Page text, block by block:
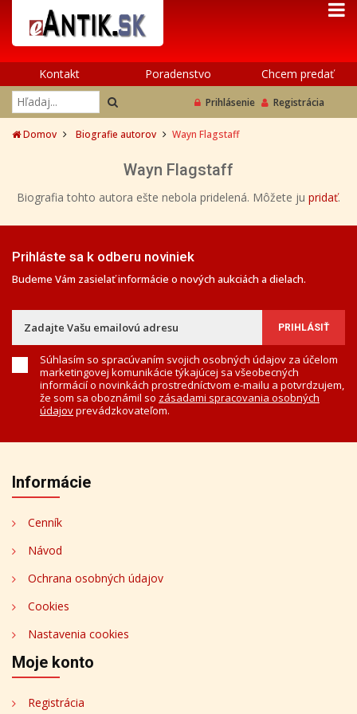
Kontakt Poradenstvo Chcem predať
Prihlásenie Registrácia
Domov Biografie autorov Wayn Flagstaff
Wayn Flagstaff
Biografia tohto autora ešte nebola pridelená. Môžete ju pridať.
Prihláste sa k odberu noviniek
Budeme Vám zasielať informácie o nových aukciách a dielach.
Súhlasím so spracúvaním svojich osobných údajov za účelom
marketingovej komunikácie týkajúcej sa všeobecných
informácií o novinkách prostredníctvom e-mailu a potvrdzujem,
že som sa oboznámil so zásadami spracovania osobných
údajovprevádzkovateľom.
Informácie
Cenník
Návod
Ochrana osobných údajov
Cookies
Nastavenia cookies
Moje konto
Registrácia